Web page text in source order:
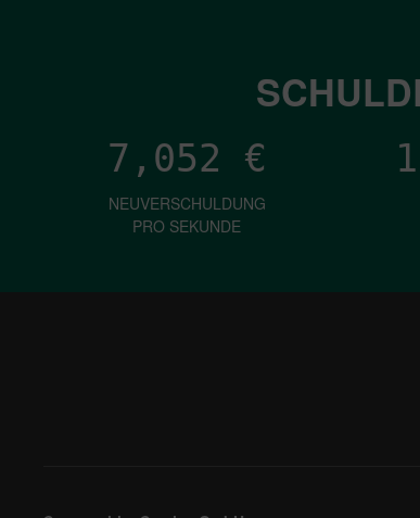
7,052 €
NEUVERSCHULDUNG
PRO SEKUNDE